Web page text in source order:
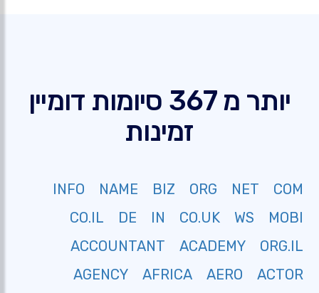
יותר מ 367 סיומות דומיין
זמינות
COM
NET
ORG
BIZ
NAME
INFO
MOBI
WS
CO.UK
IN
DE
CO.IL
ORG.IL
ACADEMY
ACCOUNTANT
ACTOR
AERO
AFRICA
AGENCY